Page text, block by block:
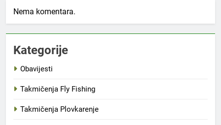
Nema komentara.
Kategorije
Obavijesti
Takmičenja Fly Fishing
Takmičenja Plovkarenje